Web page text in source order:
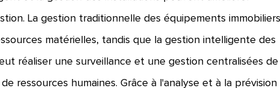
La gestion traditionnelle des équipements
matérielles, tandis que la gestion intelligente des
réaliser une surveillance et une gestion centralisées de
ressources humaines. Grâce à l'analyse et à la prévision